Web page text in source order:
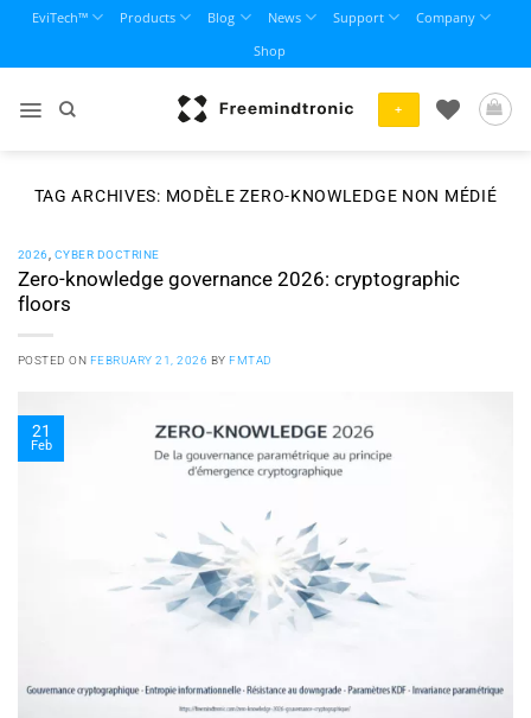
content
EviTech™ Products Blog News Support
Company
Shop
+
TAG ARCHIVES: MODÈLE ZERO-KNOWLEDGE NON MÉDIÉ
2026 CYBER DOCTRINE
Zero-knowledge governance 2026: cryptographic
floors
POSTED ON FEBRUARY 21, 2026 BYFMTAD
21
Feb